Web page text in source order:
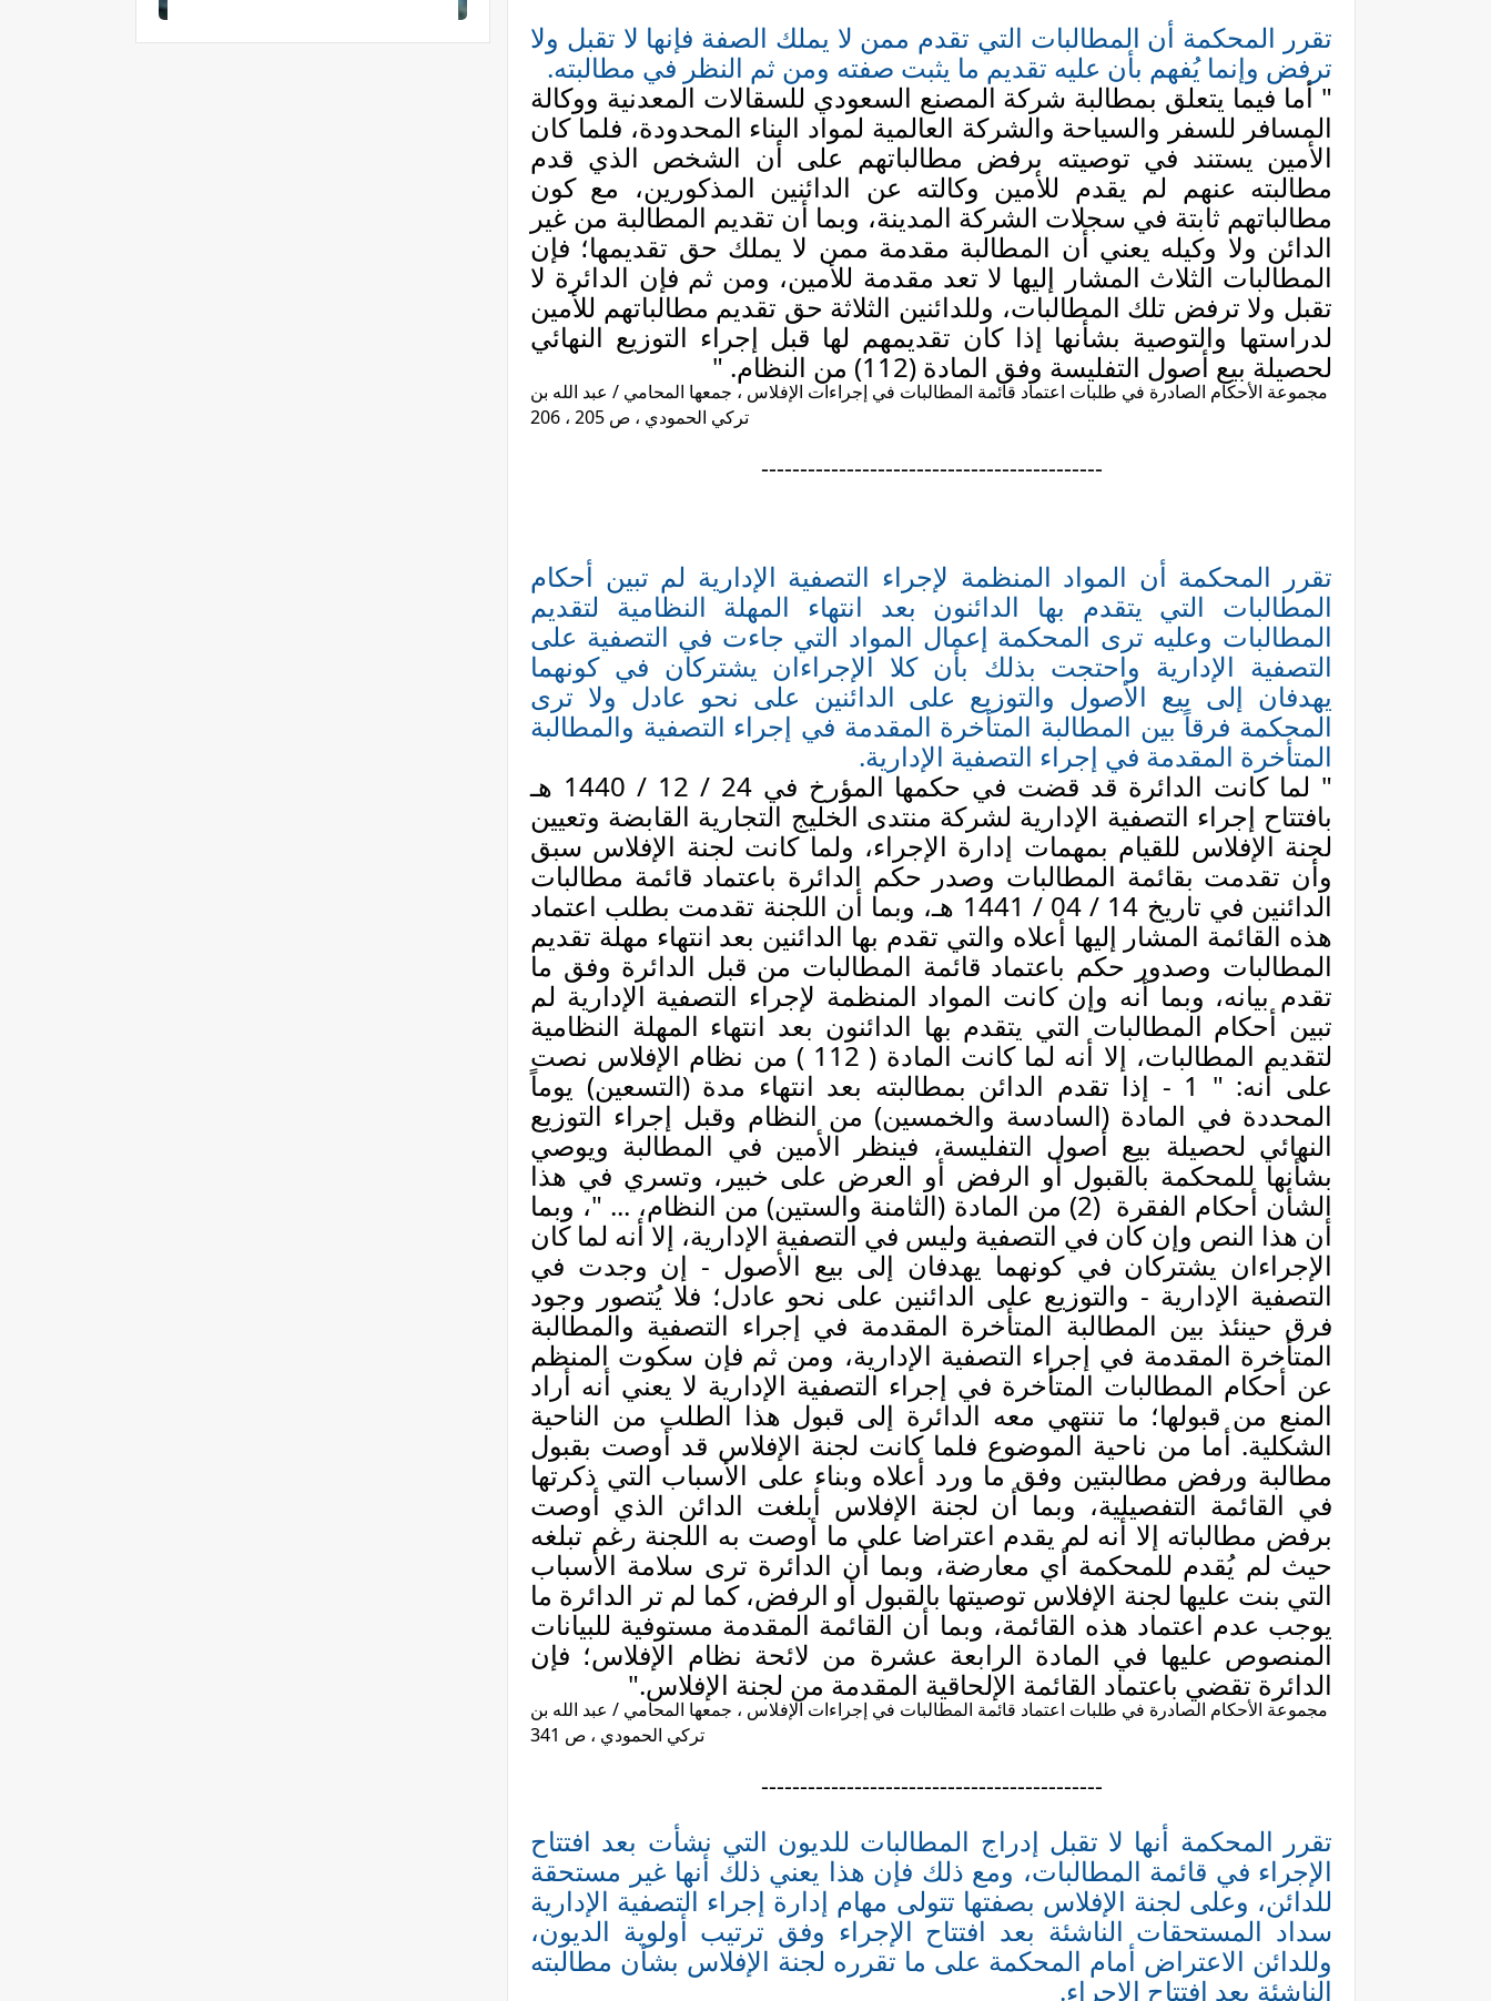
تقرر المحكمة أن المطالبات التي تقدم ممن لا يملك الصفة فإنها لا تقبل ولا
ترفض وإنما يُفهم بأن عليه تقديم ما يثبت صفته ومن ثم النظر في مطالبته.
" أما فيما يتعلق بمطالبة شركة المصنع السعودي للسقالات المعدنية ووكالة
المسافر للسفر والسياحة والشركة العالمية لمواد البناء المحدودة، فلما كان
الأمين يستند في توصيته برفض مطالباتهم على أن الشخص الذي قدم
مطالبته عنهم لم يقدم للأمين وكالته عن الدائنين المذكورين، مع كون
مطالباتهم ثابتة في سجلات الشركة المدينة، وبما أن تقديم المطالبة من غير
الدائن ولا وكيله يعني أن المطالبة مقدمة ممن لا يملك حق تقديمها؛ فإن
المطالبات الثلاث المشار إليها لا تعد مقدمة للأمين، ومن ثم فإن الدائرة لا
تقبل ولا ترفض تلك المطالبات، وللدائنين الثلاثة حق تقديم مطالباتهم للأمين
لدراستها والتوصية بشأنها إذا كان تقديمهم لها قبل إجراء التوزيع النهائي
لحصيلة بيع أصول التفليسة وفق المادة (112) من النظام
.
"
مجموعة الأحكام الصادرة في طلبات اعتماد قائمة المطالبات في إجراءات الإفلاس ، جمعها المحامي / عبد الله بن
تركي الحمودي ، ص 205 ، 206
--------------------------------------------
تقرر المحكمة أن المواد المنظمة لإجراء التصفية الإدارية لم تبين أحكام
المطالبات التي يتقدم بها الدائنون بعد انتهاء المهلة النظامية لتقديم
المطالبات وعليه ترى المحكمة إعمال المواد التي جاءت في التصفية على
التصفية الإدارية واحتجت بذلك بأن كلا الإجراءان يشتركان في كونهما
يهدفان إلى بيع الأصول والتوزيع على الدائنين على نحو عادل ولا ترى
المحكمة فرقاً بين المطالبة المتأخرة المقدمة في إجراء التصفية والمطالبة
المتأخرة المقدمة في إجراء التصفية الإدارية.
" لما كانت الدائرة قد قضت في حكمها المؤرخ في 24 / 12 / 1440 هـ
بافتتاح إجراء التصفية الإدارية لشركة منتدى الخليج التجارية القابضة وتعيين
لجنة الإفلاس للقيام بمهمات إدارة الإجراء، ولما كانت لجنة الإفلاس سبق
وأن تقدمت بقائمة المطالبات وصدر حكم الدائرة باعتماد قائمة مطالبات
الدائنين في تاريخ 14 / 04 / 1441 هـ، وبما أن اللجنة تقدمت بطلب اعتماد
هذه القائمة المشار إليها أعلاه والتي تقدم بها الدائنين بعد انتهاء مهلة تقديم
المطالبات وصدور حكم باعتماد قائمة المطالبات من قبل الدائرة وفق ما
تقدم بيانه، وبما أنه وإن كانت المواد المنظمة لإجراء التصفية الإدارية لم
تبين أحكام المطالبات التي يتقدم بها الدائنون بعد انتهاء المهلة النظامية
لتقديم المطالبات، إلا أنه لما كانت المادة ( 112 ) من نظام الإفلاس نصت
على أنه: " 1 - إذا تقدم الدائن بمطالبته بعد انتهاء مدة (التسعين) يوماً
المحددة في المادة (السادسة والخمسين) من النظام وقبل إجراء التوزيع
النهائي لحصيلة بيع أصول التفليسة، فينظر الأمين في المطالبة ويوصي
بشأنها للمحكمة بالقبول أو الرفض أو العرض على خبير، وتسري في هذا
الشأن أحكام الفقرة
(2) من المادة (الثامنة والستين) من النظام، ... "، وبما
أن هذا النص وإن كان في التصفية وليس في التصفية الإدارية، إلا أنه لما كان
الإجراءان يشتركان في كونهما يهدفان إلى بيع الأصول - إن وجدت في
التصفية الإدارية - والتوزيع على الدائنين على نحو عادل؛ فلا يُتصور وجود
فرق حينئذ بين المطالبة المتأخرة المقدمة في إجراء التصفية والمطالبة
المتأخرة المقدمة في إجراء التصفية الإدارية، ومن ثم فإن سكوت المنظم
عن أحكام المطالبات المتأخرة في إجراء التصفية الإدارية لا يعني أنه أراد
المنع من قبولها؛ ما تنتهي معه الدائرة إلى قبول هذا الطلب من الناحية
الشكلية. أما من ناحية الموضوع فلما كانت لجنة الإفلاس قد أوصت بقبول
مطالبة ورفض مطالبتين وفق ما ورد أعلاه وبناء على الأسباب التي ذكرتها
في القائمة التفصيلية، وبما أن لجنة الإفلاس أبلغت الدائن الذي أوصت
برفض مطالباته إلا أنه لم يقدم اعتراضا على ما أوصت به اللجنة رغم تبلغه
حيث لم يُقدم للمحكمة أي معارضة، وبما أن الدائرة ترى سلامة الأسباب
التي بنت عليها لجنة الإفلاس توصيتها بالقبول أو الرفض، كما لم تر الدائرة ما
يوجب عدم اعتماد هذه القائمة، وبما أن القائمة المقدمة مستوفية للبيانات
المنصوص عليها في المادة الرابعة عشرة من لائحة نظام الإفلاس؛ فإن
الدائرة تقضي باعتماد القائمة الإلحاقية المقدمة من لجنة الإفلاس."
مجموعة الأحكام الصادرة في طلبات اعتماد قائمة المطالبات في إجراءات الإفلاس ، جمعها المحامي / عبد الله بن
تركي الحمودي ، ص 341
--------------------------------------------
تقرر المحكمة أنها لا تقبل إدراج المطالبات للديون التي نشأت بعد افتتاح
الإجراء في قائمة المطالبات، ومع ذلك فإن هذا يعني ذلك أنها غير مستحقة
للدائن، وعلى لجنة الإفلاس بصفتها تتولى مهام إدارة إجراء التصفية الإدارية
سداد المستحقات الناشئة بعد افتتاح الإجراء وفق ترتيب أولوية الديون،
وللدائن الاعتراض أمام المحكمة على ما تقرره لجنة الإفلاس بشأن مطالبته
الناشئة بعد افتتاح الإجراء.